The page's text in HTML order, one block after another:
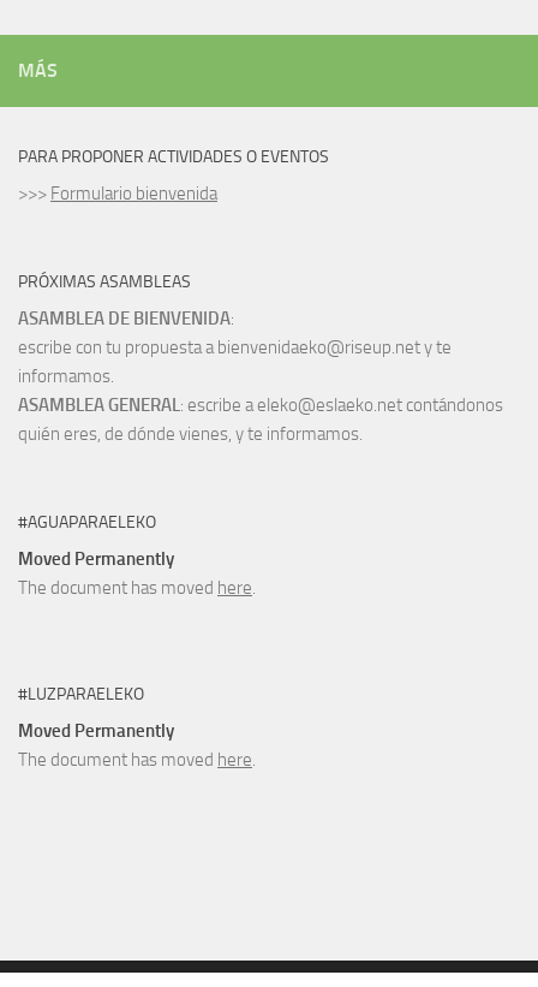
MÁS
PARA PROPONER ACTIVIDADES O EVENTOS
>>> Formulario bienvenida
PRÓXIMAS ASAMBLEAS
ASAMBLEA DE BIENVENIDA:
escribe con tu propuesta a bienvenidaeko@riseup.net y te
informamos.
ASAMBLEA GENERAL: escribe a eleko@eslaeko.net contándonos
quién eres, de dónde vienes, y te informamos.
#AGUAPARAELEKO
Moved Permanently
The document has moved here.
#LUZPARAELEKO
Moved Permanently
The document has moved here.